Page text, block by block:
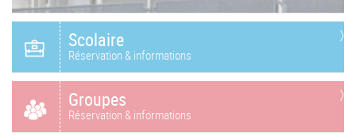
Scolaire
Réservation & informations
Groupes
Réservation & informations